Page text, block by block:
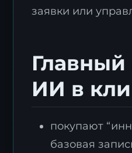
заявки или
ИИ в
покупают
базовая